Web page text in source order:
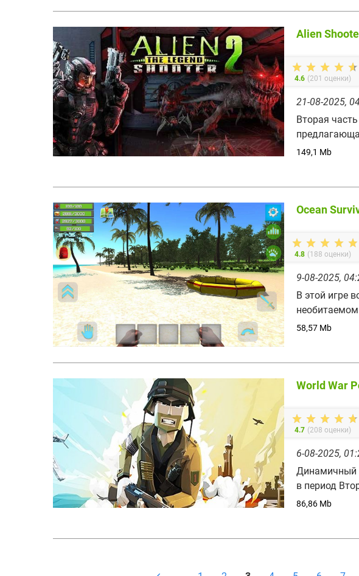
Alien
4.6 (201 оценки)
21-08-2025,
Вторая
149,1 Mb
Ocean
4.8 (188 оценки)
9-08-2025,
В этой игре
необитаемом
58,57 Mb
World War
4.7 (208 оценки)
6-08-2025,
Динамичный
в период
86,86 Mb